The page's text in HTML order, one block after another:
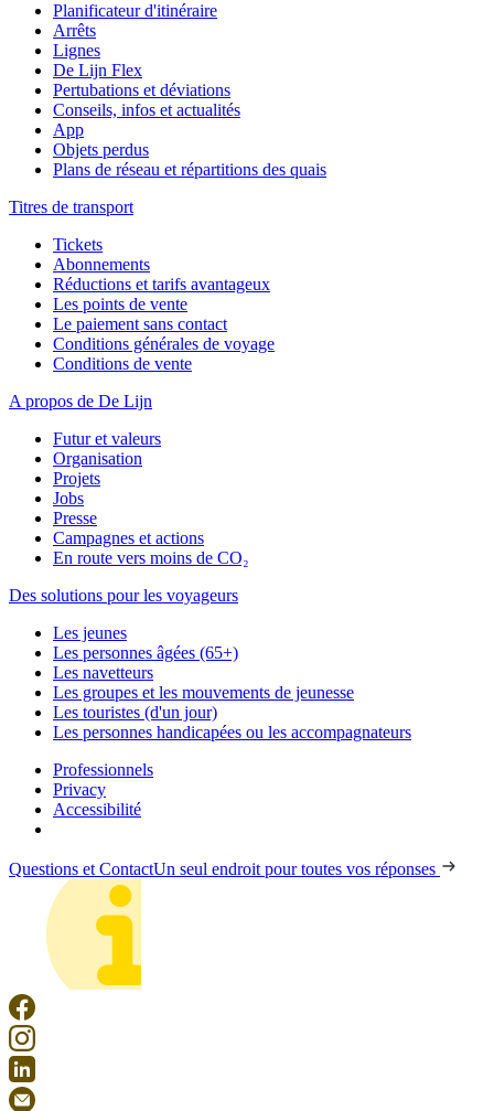
Planificateur d'itinéraire
Arrêts
Lignes
De Lijn Flex
Pertubations et déviations
Conseils, infos et actualités
App
Objets perdus
Plans de réseau et répartitions des quais
Titres de transport
Tickets
Abonnements
Réductions et tarifs avantageux
Les points de vente
Le paiement sans contact
Conditions générales de voyage
Conditions de vente
A propos de De Lijn
Futur et valeurs
Organisation
Projets
Jobs
Presse
Campagnes et actions
En route vers moins de CO₂
Des solutions pour les voyageurs
Les jeunes
Les personnes âgées (65+)
Les navetteurs
Les groupes et les mouvements de jeunesse
Les touristes (d'un jour)
Les personnes handicapées ou les accompagnateurs
Professionnels
Privacy
Accessibilité
Questions et ContactUn seul endroit pour toutes vos réponses